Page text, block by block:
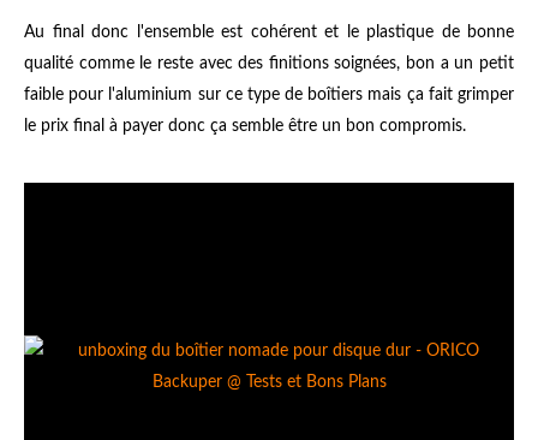
Au final donc l'ensemble est cohérent et le plastique de bonne
qualité comme le reste avec des finitions soignées, bon a un petit
faible pour l'aluminium sur ce type de boîtiers mais ça fait grimper
le prix final à payer donc ça semble être un bon compromis.